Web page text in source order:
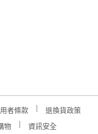
者條款
退換貨政策
物
資訊安全